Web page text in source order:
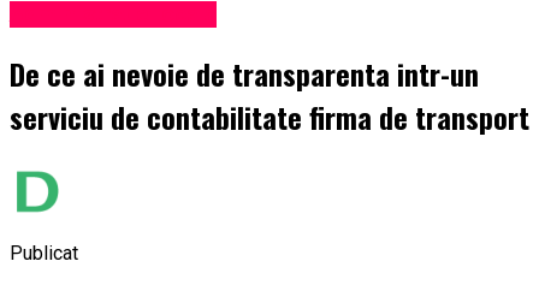
De ce ai nevoie de transparenta intr-un
serviciu de contabilitate firma de transport
Publicat